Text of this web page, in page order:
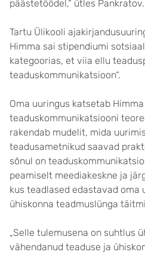
päästetöödel,“ ütles Pankratov.
Tartu Ülikooli
Himma sai stipendiumi
kategoorias, et viia ellu
teaduskommunikatsioon“.
Oma uuringus katsetab
teaduskommunikatsiooni
rakendab mudelit, mida
teadusametnikud saavad
sõnul on
peamiselt meediakeskne ja
kus teadlased edastavad oma
ühiskonna teadmuslünga
„Selle tulemusena on suhtlus
vähendanud teaduse ja